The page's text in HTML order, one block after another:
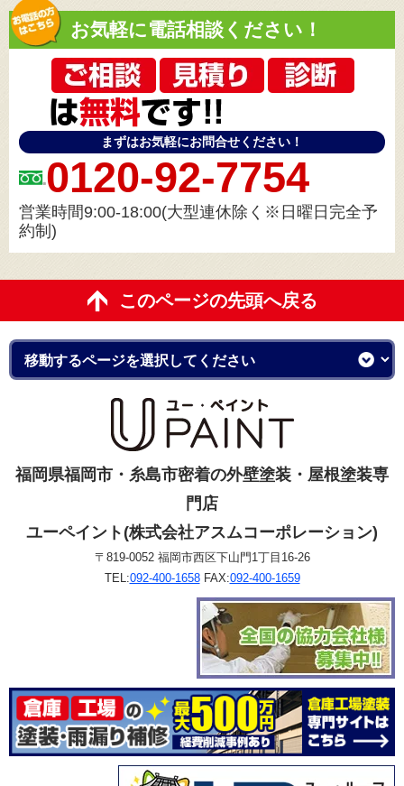
お気軽に電話相談ください！
まずはお気軽にお問合せください！
0120-92-7754
営業時間9:00-18:00(大型連休除く※日曜日完全予
約制)
このページの先頭へ戻る
福岡県福岡市・糸島市密着の外壁塗装・屋根塗装専
門店
ユーペイント(株式会社アスムコーポレーション)
〒819-0052 福岡市西区下山門1丁目16-26
TEL:092-400-1658FAX:092-400-1659